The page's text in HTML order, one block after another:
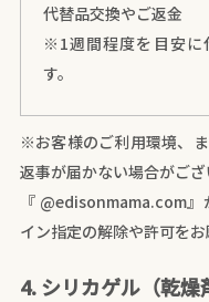
代替品交換やご返金
※1週間程度を目安に
す。
※お客様のご利用環境、
返事が届かない場合がござ
『 @edisonmama.com
イン指定の解除や許可をお
4. シリカゲル（乾